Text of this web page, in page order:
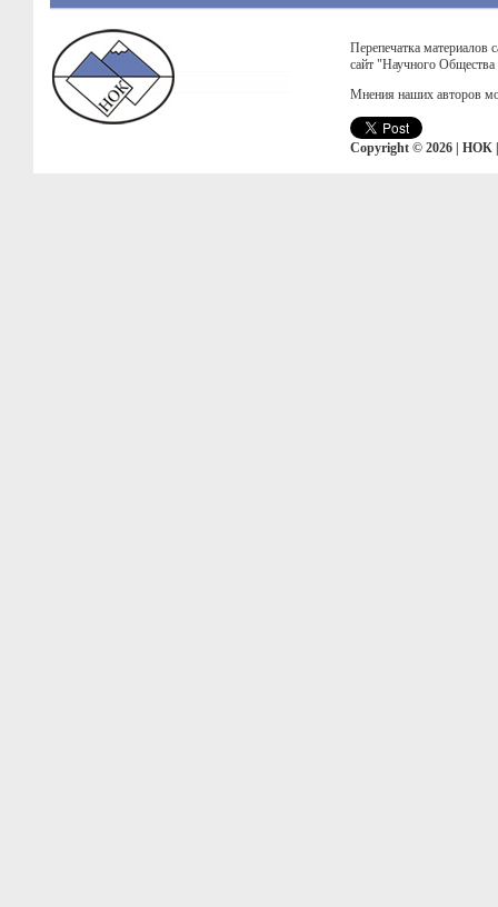
Перепечатка материалов
сайт "Научного
Мнения наших авторов
Copyright © 2026 | НОК